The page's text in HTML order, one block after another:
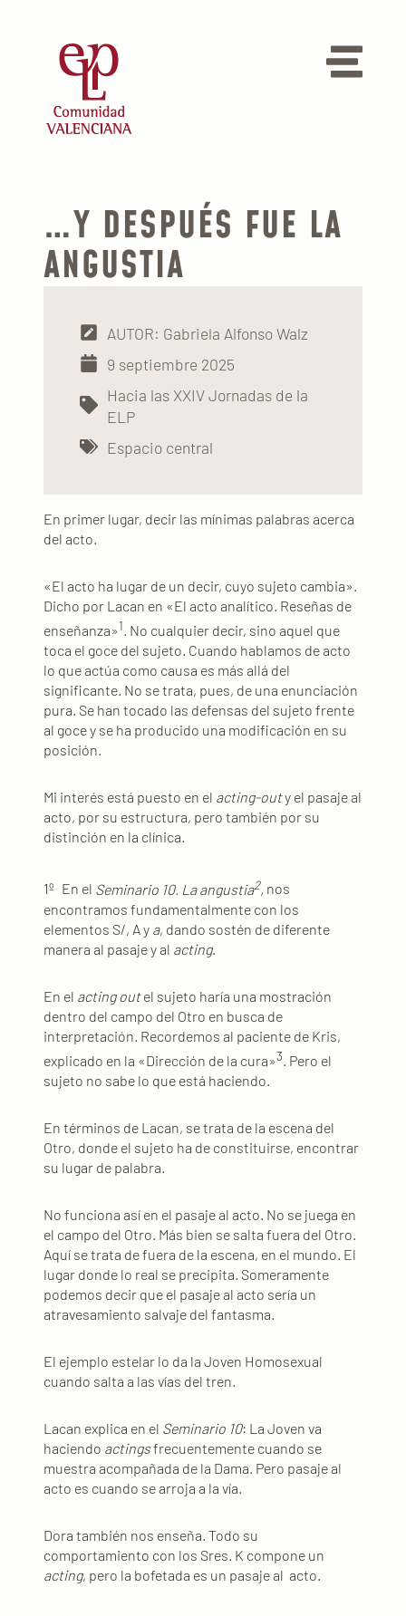
…Y DESPUÉS FUE LA
ANGUSTIA
AUTOR: Gabriela Alfonso Walz
9 septiembre 2025
Hacia las XXIV Jornadas de la
ELP
Espacio central
En primer lugar, decir las mínimas palabras acerca
del acto.
«El acto ha lugar de un decir, cuyo sujeto cambia».
Dicho por Lacan en «El acto analítico. Reseñas de
enseñanza»1. No cualquier decir, sino aquel que
toca el goce del sujeto. Cuando hablamos de acto
lo que actúa como causa es más allá del
significante. No se trata, pues, de una enunciación
pura. Se han tocado las defensas del sujeto frente
al goce y se ha producido una modificación en su
posición.
Mi interés está puesto en el acting-outy el pasaje al
acto, por su estructura, pero también por su
distinción en la clínica.
1º En el Seminario 10. La angustia2, nos
encontramos fundamentalmente con los
elementos S/, A y a, dando sostén de diferente
manera al pasaje y al acting.
En el acting outel sujeto haría una mostración
dentro del campo del Otro en busca de
interpretación. Recordemos al paciente de Kris,
explicado en la «Dirección de la cura»3. Pero el
sujeto no sabe lo que está haciendo.
En términos de Lacan, se trata de la escena del
Otro, donde el sujeto ha de constituirse, encontrar
su lugar de palabra.
No funciona así en el pasaje al acto. No se juega en
el campo del Otro. Más bien se salta fuera del Otro.
Aquí se trata de fuera de la escena, en el mundo. El
lugar donde lo real se precipita. Someramente
podemos decir que el pasaje al acto sería un
atravesamiento salvaje del fantasma.
El ejemplo estelar lo da la Joven Homosexual
cuando salta a las vías del tren.
Lacan explica en el Seminario 10: La Joven va
haciendo actingsfrecuentemente cuando se
muestra acompañada de la Dama. Pero pasaje al
acto es cuando se arroja a la vía.
Dora también nos enseña. Todo su
comportamiento con los Sres. K compone un
acting, pero la bofetada es un pasaje al acto.